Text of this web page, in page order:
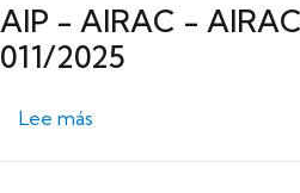
AIP - AIRAC -
011/2025
Lee más